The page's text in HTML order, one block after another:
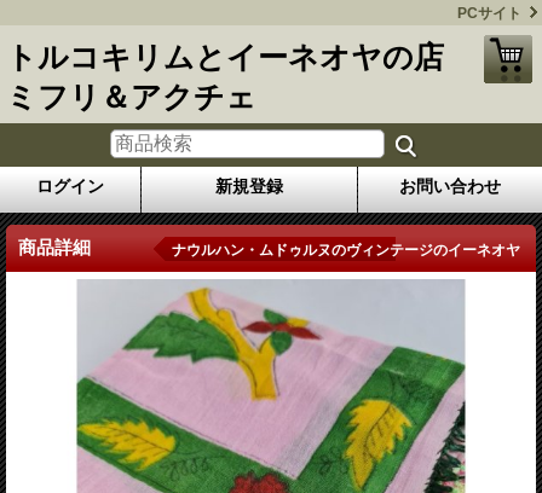
PCサイト
トルコキリムとイーネオヤの店
ミフリ＆アクチェ
ログイン 新規登録 お問い合わせ
商品詳細 ナウルハン・ムドゥルヌのヴィンテージのイーネオヤ